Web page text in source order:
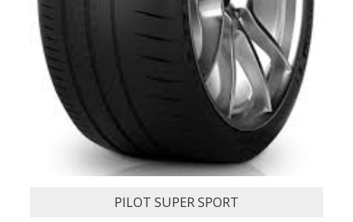
PILOT SPORT 4 SUV